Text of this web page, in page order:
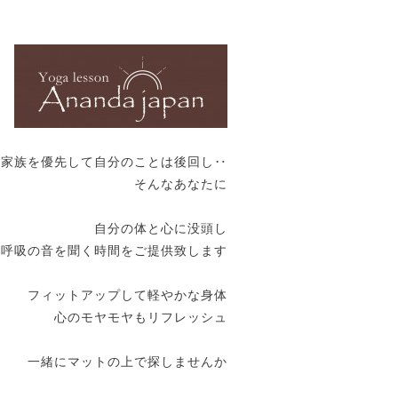
族を優先して自分のことは後回し‥
そんなあなたに
自分の体と心に没頭し
呼吸の音を聞く時間をご提供致します
フィットアップして軽やかな身体
心のモヤモヤもリフレッシュ
一緒にマットの上で探しませんか